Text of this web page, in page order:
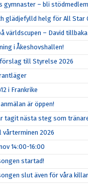
gymnaster – bli
glädjefylld helg för All Star
världscupen – David
i Åkeshovshallen!
till Styrelse 2026
i Frankrike
är öppen!
tagit nästa steg som
2026
14:00-16:00
startad!
slut även för våra killar